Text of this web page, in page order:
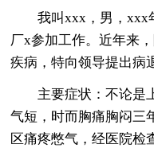
我叫xxx，男，xxx
厂x参加工作。近年来
疾病，特向领导提出病
主要症状：不论是上
气短，时而胸痛胸闷三
区痛疼憋气，经医院检